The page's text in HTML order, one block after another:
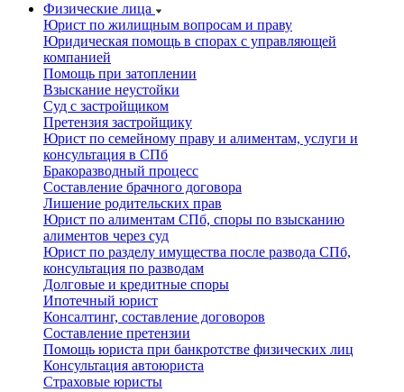
Физические лица
Юрист по жилищным вопросам и праву
Юридическая помощь в спорах с управляющей
компанией
Помощь при затоплении
Взыскание неустойки
Суд с застройщиком
Претензия застройщику
Юрист по семейному праву и алиментам, услуги и
консультация в СПб
Бракоразводный процесс
Составление брачного договора
Лишение родительских прав
Юрист по алиментам СПб, споры по взысканию
алиментов через суд
Юрист по разделу имущества после развода СПб,
консультация по разводам
Долговые и кредитные споры
Ипотечный юрист
Консалтинг, составление договоров
Составление претензии
Помощь юриста при банкротстве физических лиц
Консультация автоюриста
Страховые юристы